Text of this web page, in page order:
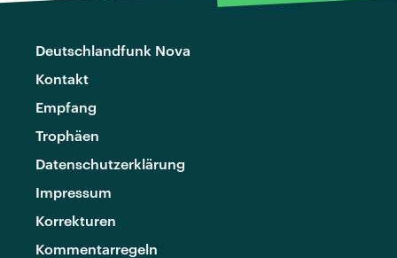
Deutschlandfunk Nova
Kontakt
Empfang
Trophäen
Datenschutzerklärung
Impressum
Korrekturen
Kommentarregeln